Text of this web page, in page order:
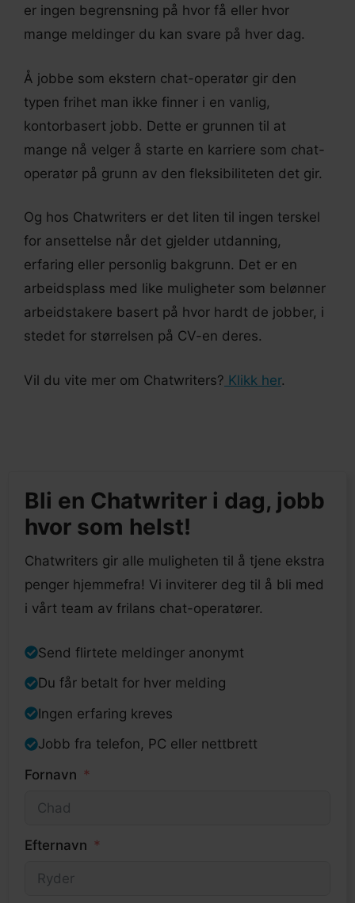
er ingen begrensning på hvor få eller hvor
mange meldinger du kan svare på hver dag.
Å jobbe som ekstern chat-operatør gir den
typen frihet man ikke finner i en vanlig,
kontorbasert jobb. Dette er grunnen til at
mange nå velger å starte en karriere som chat-
operatør på grunn av den fleksibiliteten det gir.
Og hos Chatwriters er det liten til ingen terskel
for ansettelse når det gjelder utdanning,
erfaring eller personlig bakgrunn. Det er en
arbeidsplass med like muligheter som belønner
arbeidstakere basert på hvor hardt de jobber, i
stedet for størrelsen på CV-en deres.
Vil du vite mer om Chatwriters? Klikk her.
Bli en Chatwriter i dag, jobb
hvor som helst!
Chatwriters gir alle muligheten til å tjene ekstra
penger hjemmefra! Vi inviterer deg til å bli med
i vårt team av frilans chat-operatører.
Send flirtete meldinger anonymt
Du får betalt for hver melding
Ingen erfaring kreves
Jobb fra telefon, PC eller nettbrett
Fornavn
Efternavn